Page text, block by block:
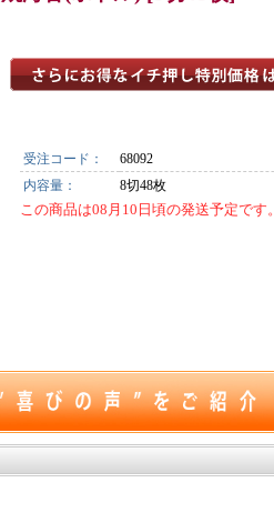
受注コード：
68092
内容量：
8切48枚
この商品は08月10日頃の発送予定です。